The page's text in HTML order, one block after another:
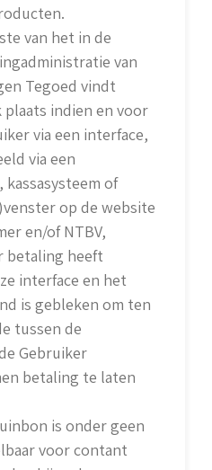
van het in de
van
Tegoed vindt
indien en voor
via een interface,
via een
of
op de website
en/of NTBV,
betaling heeft
interface en het
is gebleken om ten
tussen de
Gebruiker
betaling te laten
is onder geen
voor contant